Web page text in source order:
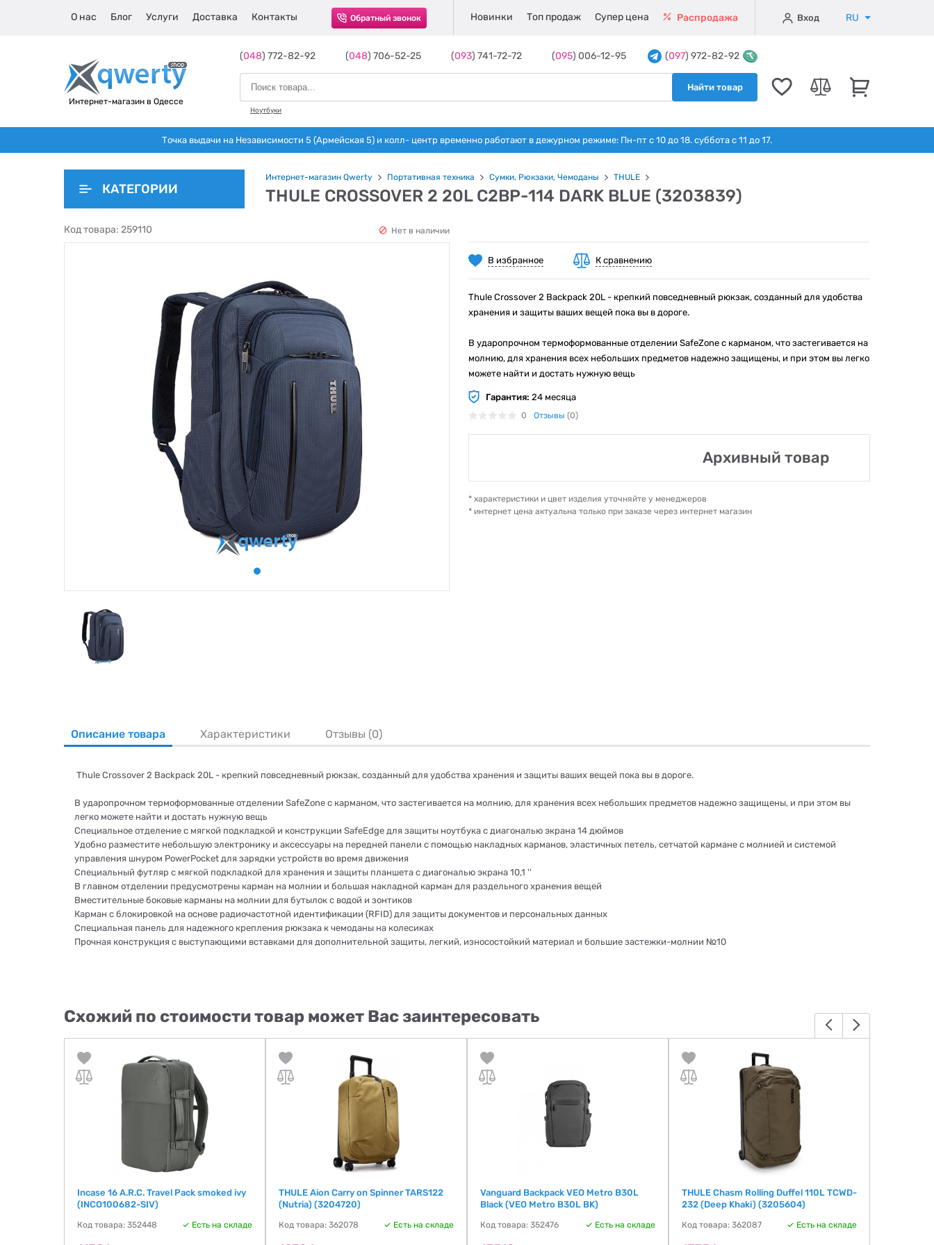
О нас Блог Услуги Доставка Контакты Обратный звонок Новинки Топ продаж Супер цена Распродажа Вход RU
Интернет-магазин в Одессе
(048) 772-82-92 (048) 706-52-25 (093) 741-72-72 (095) 006-12-95 (097) 972-82-92
Найти товар
Ноутбуки
Точка выдачи на Независимости 5 (Армейская 5) и колл- центр временно работают в дежурном режиме: Пн-пт с 10 до 18. суббота с 11 до 17.
КАТЕГОРИИ
Интернет-магазин Qwerty Портативная техника Сумки, Рюкзаки, Чемоданы THULE
THULE CROSSOVER 2 20L C2BP-114 DARK BLUE (3203839)
Код товара: 259110 Нет в наличии
В избранное К сравнению
Thule Crossover 2 Backpack 20L - крепкий повседневный рюкзак, созданный для удобства
хранения и защиты ваших вещей пока вы в дороге.
В ударопрочном термоформованные отделении SafeZone с карманом, что застегивается на
молнию, для хранения всех небольших предметов надежно защищены, и при этом вы легко
можете найти и достать нужную вещь
Гарантия: 24 месяца
0 Отзывы (0)
Архивный товар
* характеристики и цвет изделия уточняйте у менеджеров
* интернет цена актуальна только при заказе через интернет магазин
Описание товара Характеристики Отзывы (0)
Thule Crossover 2 Backpack 20L - крепкий повседневный рюкзак, созданный для удобства хранения и защиты ваших вещей пока вы в дороге.
В ударопрочном термоформованные отделении SafeZone с карманом, что застегивается на молнию, для хранения всех небольших предметов надежно защищены, и при этом вы
легко можете найти и достать нужную вещь
Специальное отделение с мягкой подкладкой и конструкции SafeEdge для защиты ноутбука с диагональю экрана 14 дюймов
Удобно разместите небольшую электронику и аксессуары на передней панели с помощью накладных карманов, эластичных петель, сетчатой ​​кармане с молнией и системой
управления шнуром PowerPocket для зарядки устройств во время движения
Специальный футляр с мягкой подкладкой для хранения и защиты планшета с диагональю экрана 10,1 ''
В главном отделении предусмотрены карман на молнии и большая накладной карман для раздельного хранения вещей
Вместительные боковые карманы на молнии для бутылок с водой и зонтиков
Карман с блокировкой на основе радиочастотной идентификации (RFID) для защиты документов и персональных данных
Специальная панель для надежного крепления рюкзака к чемоданы на колесиках
Прочная конструкция с выступающими вставками для дополнительной защиты, легкий, износостойкий материал и большие застежки-молнии №10
Схожий по стоимости товар может Вас заинтересовать
Incase 16 A.R.C. Travel Pack smoked ivy
(INCO100682-SIV)
Код товара: 352448 Есть на складе
THULE Aion Carry on Spinner TARS122
(Nutria) (3204720)
Код товара: 362078 Есть на складе
Vanguard Backpack VEO Metro B30L
Black (VEO Metro B30L BK)
Код товара: 352476 Есть на складе
THULE Chasm Rolling Duffel 110L TCWD-
232 (Deep Khaki) (3205604)
Код товара: 362087 Есть на складе